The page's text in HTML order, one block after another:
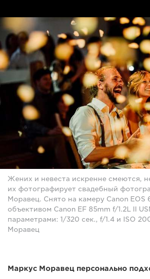
Жених и невеста искренне смеются,
их фотографирует свадебный
Моравец. Снято на камеру Canon EOS
объективом Canon EF 85mm f/1.2L II
параметрами: 1/320 сек., f/1.4 и ISO
Моравец
Маркус Моравец персонально